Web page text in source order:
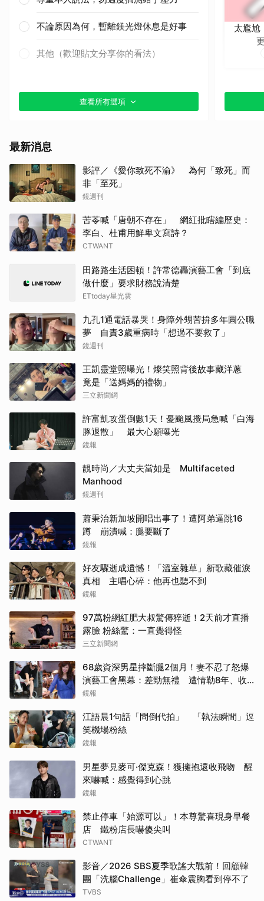
不論原因為何，暫離鎂光燈休息是好事
其他（歡迎貼文分享你的看法）
查看所有選項
太尷尬
最新消息
影評／《愛你致死不渝》 為何「致死」而
非「至死」
鏡週刊
苦苓喊「唐朝不存在」 網紅批瞎編歷史：
李白、杜甫用鮮卑文寫詩？
CTWANT
田路路生活困頓！許常德轟演藝工會「到底
做什麼」要求財務說清楚
ETtoday星光雲
九孔1通電話暴哭！身障外甥苦拚多年圓公職
夢 自責3歲重病時「想過不要救了」
鏡週刊
王凱靈堂照曝光！燦笑照背後故事藏洋蔥
竟是「送媽媽的禮物」
三立新聞網
許富凱攻蛋倒數1天！憂颱風攪局急喊「白海
豚退散」 最大心願曝光
鏡報
靚時尚／大丈夫當如是 Multifaceted
Manhood
鏡週刊
蕭秉治新加坡開唱出事了！遭阿弟逼跳16
蹲 崩潰喊：腿要斷了
鏡報
好友驟逝成遺憾！「溫室雜草」新歌藏催淚
真相 主唱心碎：他再也聽不到
鏡報
97萬粉網紅肥大叔驚傳猝逝！2天前才直播
露臉 粉絲驚：一直覺得怪
三立新聞網
68歲資深男星摔斷腿2個月！妻不忍了怒爆
演藝工會黑幕：差勁無禮 遭情勒8年、收
二手探病禮
鏡報
江語晨1句話「問倒代拍」 「執法瞬間」逗
笑機場粉絲
鏡報
男星夢見麥可·傑克森！獲擁抱還收飛吻 醒
來嚇喊：感覺得到心跳
鏡報
禁止停車「始源可以」！本尊驚喜現身早餐
店 鐵粉店長嚇傻尖叫
CTWANT
影音／2026 SBS夏季歌謠大戰前！回顧韓
團「洗腦Challenge」崔傘震胸看到停不了
TVBS